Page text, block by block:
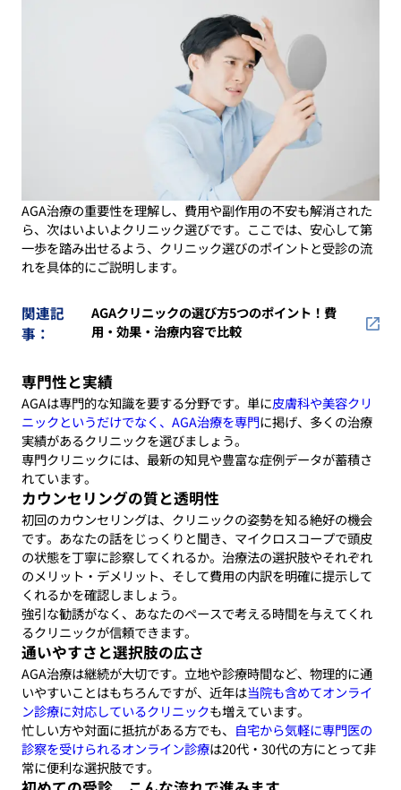
AGA治療の重要性を理解し、費用や副作用の不安も解消された
ら、次はいよいよクリニック選びです。ここでは、安心して第
一歩を踏み出せるよう、クリニック選びのポイントと受診の流
れを具体的にご説明します。
関連記
事：
AGAクリニックの選び方5つのポイント！費
用・効果・治療内容で比較
専門性と実績
AGAは専門的な知識を要する分野です。単に皮膚科や美容クリ
ニックというだけでなく、AGA治療を専門に掲げ、多くの治療
実績があるクリニックを選びましょう。
専門クリニックには、最新の知見や豊富な症例データが蓄積さ
れています。
カウンセリングの質と透明性
初回のカウンセリングは、クリニックの姿勢を知る絶好の機会
です。あなたの話をじっくりと聞き、マイクロスコープで頭皮
の状態を丁寧に診察してくれるか。治療法の選択肢やそれぞれ
のメリット・デメリット、そして費用の内訳を明確に提示して
くれるかを確認しましょう。
強引な勧誘がなく、あなたのペースで考える時間を与えてくれ
るクリニックが信頼できます。
通いやすさと選択肢の広さ
AGA治療は継続が大切です。立地や診療時間など、物理的に通
いやすいことはもちろんですが、近年は当院も含めてオンライ
ン診療に対応しているクリニックも増えています。
忙しい方や対面に抵抗がある方でも、 自宅から気軽に専門医の
診察を受けられるオンライン診療は20代・30代の方にとって非
常に便利な選択肢です。